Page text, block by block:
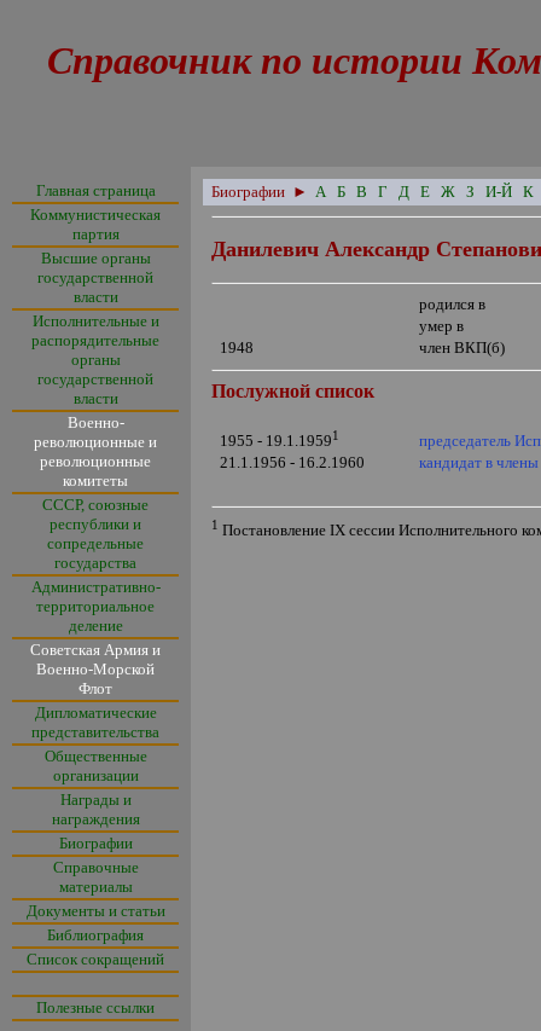
Справочник по истории
Главная страница
Коммунистическая
партия
Высшие органы
государственной
власти
Исполнительные и
распорядительные
органы
государственной
власти
Военно-
революционные и
революционные
комитеты
СССР, союзные
республики и
сопредельные
государства
Административно-
территориальное
деление
Советская Армия и
Военно-Морской
Флот
Дипломатические
представительства
Общественные
организации
Награды и
награждения
Биографии
Справочные
материалы
Документы и статьи
Библиография
Список сокращений
Полезные ссылки
Биографии ► А Б В Г Д Е Ж З И-Й К
Данилевич Александр
родился в
умер в
1948
член ВКП(б)
Послужной список
1955 - 19.1.19591
председатель
21.1.1956 - 16.2.1960
кандидат в
1 ПостановлениеIXсессии Исполнительного